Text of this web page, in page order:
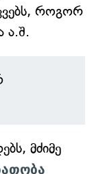
როგორ
ა.შ.
მძიმე